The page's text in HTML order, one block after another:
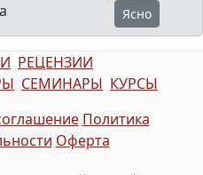
Ясно
РЕЦЕНЗИИ
СЕМИНАРЫ КУРСЫ
Политика
Оферта